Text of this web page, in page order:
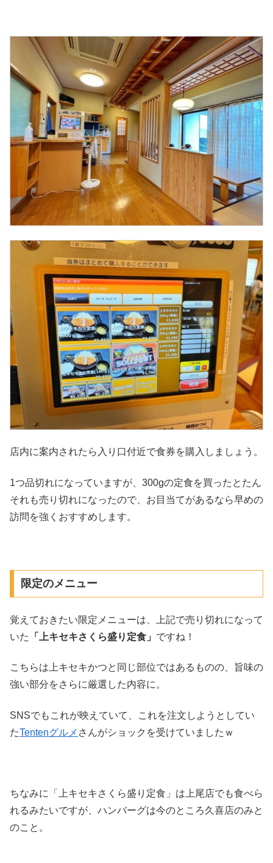
店内に案内されたら入り口付近で食券を購入しましょう。
1つ品切れになっていますが、300gの定食を買ったとたん
それも売り切れになったので、お目当てがあるなら早めの
訪問を強くおすすめします。
限定のメニュー
覚えておきたい限定メニューは、上記で売り切れになって
いた
「上キセキさくら盛り定食」 ですね！
こちらは上キセキかつと同じ部位ではあるものの、旨味の
強い部分をさらに厳選した内容に。
SNSでもこれが映えていて、これを注文しようとしてい
たTentenグルメ さんがショックを受けていましたｗ
ちなみに「上キセキさくら盛り定食」は上尾店でも食べら
れるみたいですが、ハンバーグは今のところ久喜店のみと
のこと。